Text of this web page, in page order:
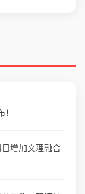
增加文理融合